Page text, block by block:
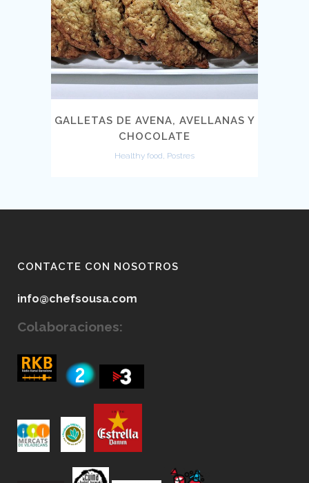
GALLETAS DE AVENA, AVELLANAS Y
CHOCOLATE
Healthy food, Postres
CONTACTE CON NOSOTROS
info@chefsousa.com
Colaboraciones: